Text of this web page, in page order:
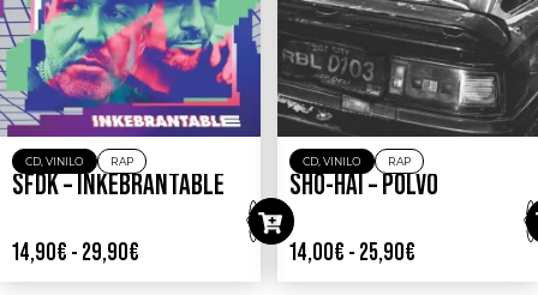
CD, VINILO RAP
SFDK – INKEBRANTABLE
14,90€ - 29,90€
CD, VINILO RAP
SHO-HAI – POLVO
14,00€ - 25,90€